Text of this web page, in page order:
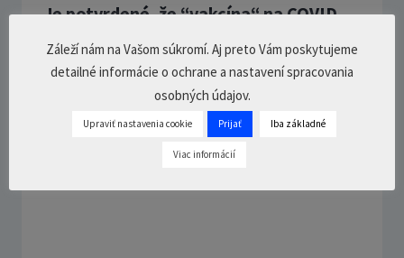
Je potvrdené, že “vakcína“ na COVID
bol blud, čo bude ďalej? – Ján Lakota
12. júla 2023 4 Comments 35min.
Záleží nám na Vašom súkromí. Aj preto Vám poskytujeme
detailné informácie o ochrane a nastavení spracovania
osobných údajov.
Upraviť nastavenia cookie Prijať Iba základné
Viac informácií